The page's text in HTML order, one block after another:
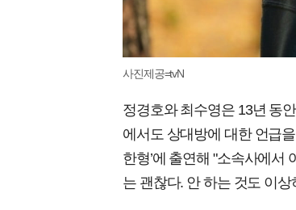
사진제공=tvN
정경호와 최수영은 13년 동
에서도 상대방에 대한 언급
한형’에 출연해 "소속사에서
는 괜찮다. 안 하는 것도 이